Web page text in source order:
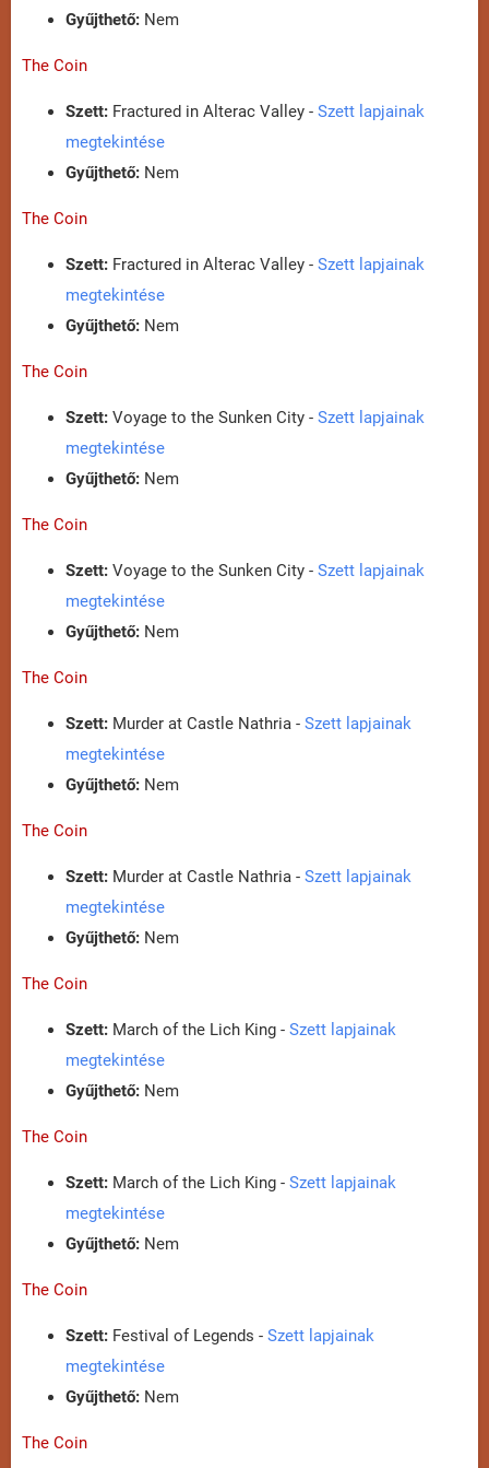
Gyűjthető: Nem
The Coin
Szett: Fractured in Alterac Valley - Szett lapjainak
megtekintése
Gyűjthető: Nem
The Coin
Szett: Fractured in Alterac Valley - Szett lapjainak
megtekintése
Gyűjthető: Nem
The Coin
Szett: Voyage to the Sunken City - Szett lapjainak
megtekintése
Gyűjthető: Nem
The Coin
Szett: Voyage to the Sunken City - Szett lapjainak
megtekintése
Gyűjthető: Nem
The Coin
Szett: Murder at Castle Nathria - Szett lapjainak
megtekintése
Gyűjthető: Nem
The Coin
Szett: Murder at Castle Nathria - Szett lapjainak
megtekintése
Gyűjthető: Nem
The Coin
Szett: March of the Lich King - Szett lapjainak
megtekintése
Gyűjthető: Nem
The Coin
Szett: March of the Lich King - Szett lapjainak
megtekintése
Gyűjthető: Nem
The Coin
Szett: Festival of Legends - Szett lapjainak
megtekintése
Gyűjthető: Nem
The Coin